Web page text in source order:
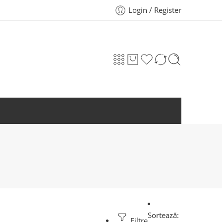
Login / Register
Sortează: